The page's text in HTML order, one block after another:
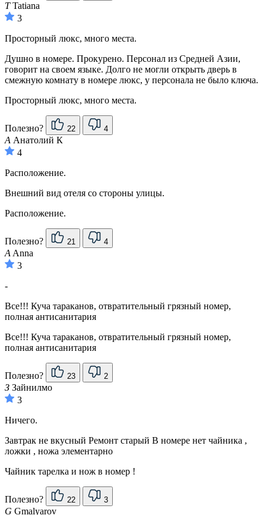
TTatiana
3
Просторный люкс, много места.
Душно в номере. Прокурено. Персонал из Средней Азии,
говорит на своем языке. Долго не могли открыть дверь в
смежную комнату в номере люкс, у персонала не было ключа.
Просторный люкс, много места.
Полезно? 22 4
А Анатолий К
4
Расположение.
Внешний вид отеля со стороны улицы.
Расположение.
Полезно? 21 4
A Anna
3
-
Все!!! Куча тараканов, отвратительный грязный номер,
полная антисанитария
Все!!! Куча тараканов, отвратительный грязный номер,
полная антисанитария
Полезно? 23 2
З Зайнилмо
3
Ничего.
Завтрак не вкусный Ремонт старый В номере нет чайника ,
ложки , ножа элементарно
Чайник тарелка и нож в номер !
Полезно? 22 3
G Gmalyarov